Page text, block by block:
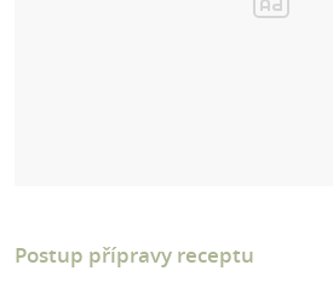
Postup přípravy receptu